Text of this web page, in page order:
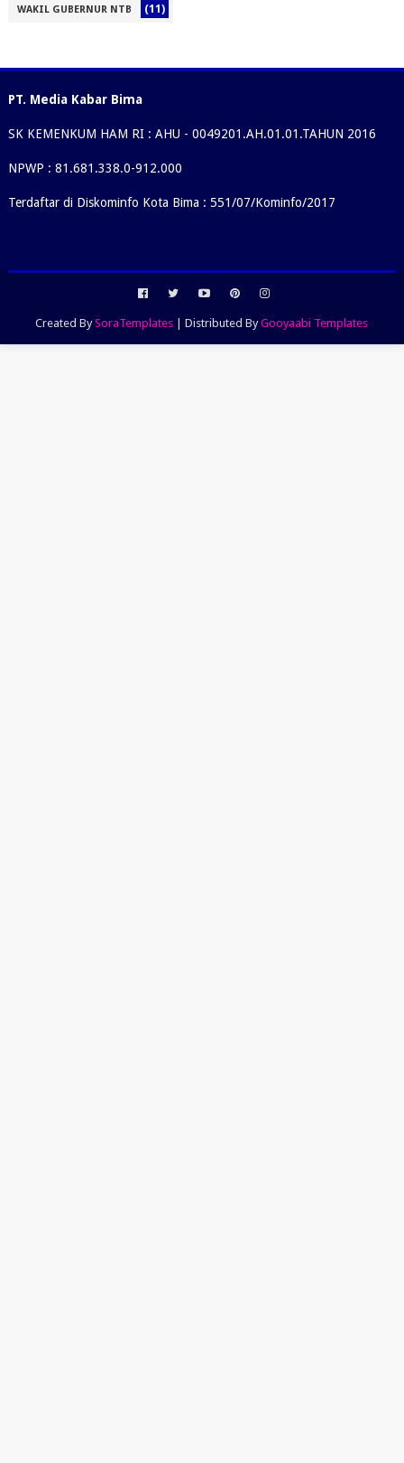
WAKIL GUBERNUR NTB (11)
PT. Media Kabar Bima
SK KEMENKUM HAM RI : AHU - 0049201.AH.01.01.TAHUN 2016
NPWP : 81.681.338.0-912.000
Terdaftar di Diskominfo Kota Bima : 551/07/Kominfo/2017
Created BySoraTemplates | Distributed ByGooyaabi Templates